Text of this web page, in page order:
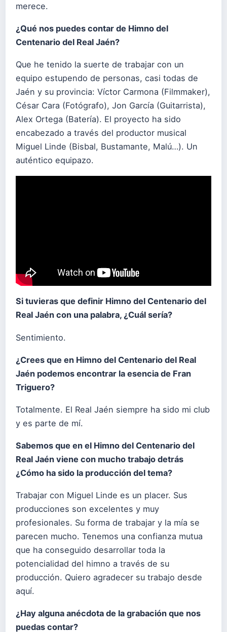
merece.
¿Qué nos puedes contar de Himno del
Centenario del Real Jaén?
Que he tenido la suerte de trabajar con un
equipo estupendo de personas, casi todas de
Jaén y su provincia: Víctor Carmona (Filmmaker),
César Cara (Fotógrafo), Jon García (Guitarrista),
Alex Ortega (Batería). El proyecto ha sido
encabezado a través del productor musical
Miguel Linde (Bisbal, Bustamante, Malú…). Un
auténtico equipazo.
Si tuvieras que definir Himno del Centenario del
Real Jaén con una palabra, ¿Cuál sería?
Sentimiento.
¿Crees que en Himno del Centenario del Real
Jaén podemos encontrar la esencia de Fran
Triguero?
Totalmente. El Real Jaén siempre ha sido mi club
y es parte de mí.
Sabemos que en el Himno del Centenario del
Real Jaén viene con mucho trabajo detrás
¿Cómo ha sido la producción del tema?
Trabajar con Miguel Linde es un placer. Sus
producciones son excelentes y muy
profesionales. Su forma de trabajar y la mía se
parecen mucho. Tenemos una confianza mutua
que ha conseguido desarrollar toda la
potencialidad del himno a través de su
producción. Quiero agradecer su trabajo desde
aquí.
¿Hay alguna anécdota de la grabación que nos
puedas contar?